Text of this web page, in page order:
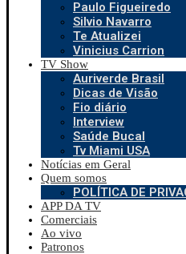
Paulo Figueiredo
Silvio Navarro
Te Atualizei
Vinicius Carrion
TV Show
Auriverde Brasil
Dicas de Visão
Fio diário
Interview
Saúde Bucal
Tv Miami USA
Notícias em Geral
Quem somos
POLÍTICA DE
APP DA TV
Comerciais
Ao vivo
Patronos